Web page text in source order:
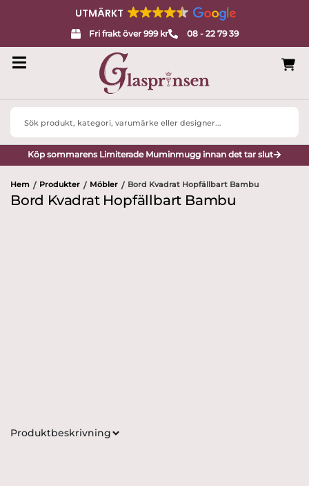
UTMÄRKT
Fri frakt över 999 kr 08 - 22 79 39
Search
Köp sommarens Limiterade Muminmugg innan det tar slut
Hem / Produkter / Möbler / Bord Kvadrat Hopfällbart Bambu
Bord Kvadrat Hopfällbart Bambu
Produktbeskrivning